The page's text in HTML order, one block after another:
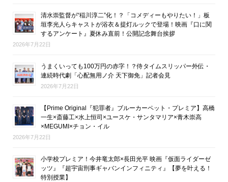
清水崇監督が“稲川淳二”化！？「コメディーもやりたい！」板
垣李光人らキャストが浴衣＆提灯ルックで登場！映画『口に関
するアンケート』夏休み直前！公開記念舞台挨拶
2026年7月22日
うまくいっても100万円の赤字！？侍タイムスリッパー外伝・
連続時代劇「心配無用ノ介 天下御免」記者会見
2026年7月22日
【Prime Original『犯罪者』ブルーカーペット・プレミア】高橋
一生×斎藤工×水上恒司×ユースケ・サンタマリア×青木崇高
×MEGUMI×チョン・イル
2026年7月22日
小学校プレミア！今井竜太郎×長田光平 映画『仮面ライダーゼ
ッツ』『超宇宙刑事ギャバンインフィニティ』【夢を叶える！
特別授業】